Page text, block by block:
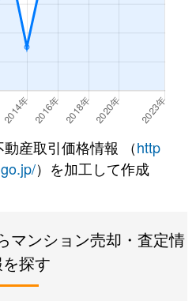
円
円 福住
徒歩
円 福住
月寒中央
円 福住
徒歩
万円
産取引価格情報 （http
）を加工して作成
マンション売却・査定情
探す